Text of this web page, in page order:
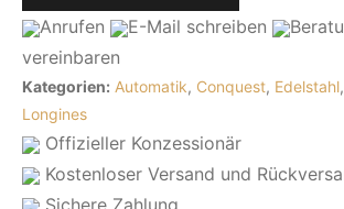
Anrufen
E-Mail schreiben
vereinbaren
Kategorien: Automatik, Conquest, Edelstahl,
Longines
Offizieller Konzessionär
Kostenloser Versand und
Sichere Zahlung